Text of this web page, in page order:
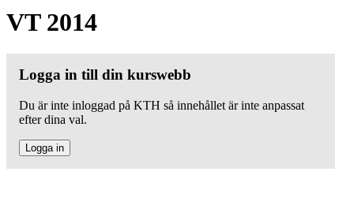
VT 2014
Logga in till din kurswebb
Du är inte inloggad på KTH så innehållet är inte anpassat
efter dina val.
Logga in